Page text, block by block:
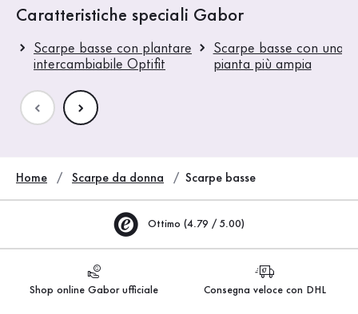
Caratteristiche speciali Gabor
Scarpe basse con plantare
intercambiabile Optifit
Scarpe basse con una
pianta più ampia
Home Scarpe da donna Scarpe basse
Ottimo (4.79 / 5.00)
Shop online Gabor ufficiale Consegna veloce con DHL